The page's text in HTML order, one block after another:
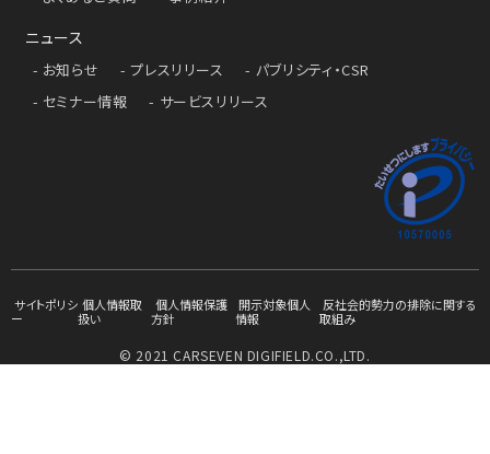
ニュース
お知らせ プレスリリース
パブリシティ・CSR
セミナー情報
サービスリリース
© 2021 CARSEVEN DIGIFIELD.CO.,LTD.
サイトポリシ
ー
個人情報取
扱い
個人情報保護
方針
開示対象個人
情報
反社会的勢力の排除に関する
取組み